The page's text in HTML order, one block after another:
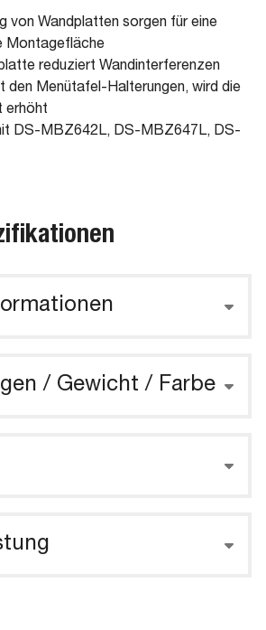
von Wandplatten sorgen für eine
Montagefläche
reduziert Wandinterferenzen
den Menütafel-Halterungen, wird die
erhöht
DS-MBZ642L, DS-MBZ647L, DS-
/ Gewicht / Farbe